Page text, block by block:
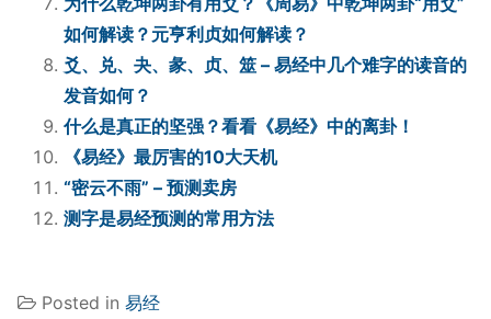
如何解读？元亨利贞如何解读？
爻、兑、夬、彖、贞、筮 – 易经中几个难字的读音的
发音如何？
什么是真正的坚强？看看《易经》中的离卦！
《易经》最厉害的10大天机
“密云不雨” – 预测卖房
测字是易经预测的常用方法
Posted in 易经